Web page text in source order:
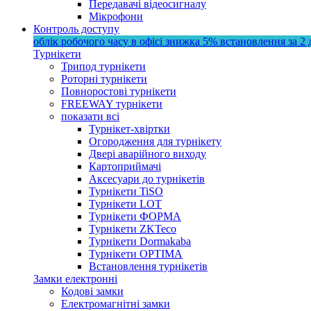
Передавачі відеосигналу
Мікрофони
Контроль доступу
облік робочого часу в офісі знижка 5% встановлення за 2
Турнікети
Трипод турнікети
Роторні турнікети
Повноростові турнікети
FREEWAY турнікети
показати всі
Турнікет-хвіртки
Огородження для турнікету
Двері аварійного виходу
Картоприймачі
Аксесуари до турнікетів
Турнікети TiSO
Турнікети LOT
Турнікети ФОРМА
Турнікети ZKTeco
Турнікети Dormakaba
Турнікети OPTIMA
Встановлення турнікетів
Замки електронні
Кодові замки
Електромагнітні замки